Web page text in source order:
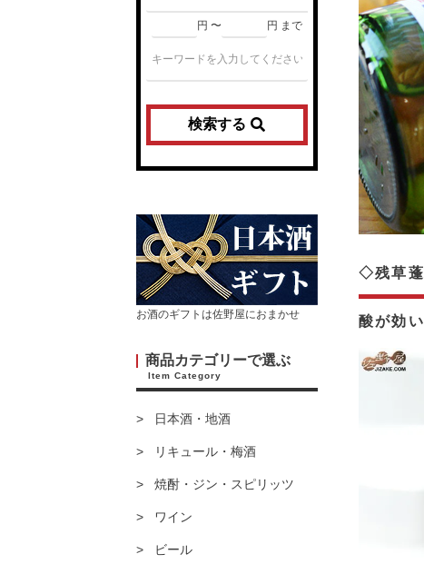
円 〜 円 まで
検索する
お酒のギフトは佐野屋におまかせ
商品カテゴリーで選ぶ
Item Category
日本酒・地酒
リキュール・梅酒
焼酎・ジン・スピリッツ
ワイン
ビール
酸が効
◇残草